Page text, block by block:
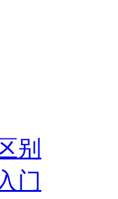
别
门